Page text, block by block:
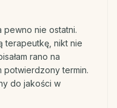
pewno nie ostatni.
terapeutkę, nikt nie
rano na
potwierdzony termin.
do jakości w